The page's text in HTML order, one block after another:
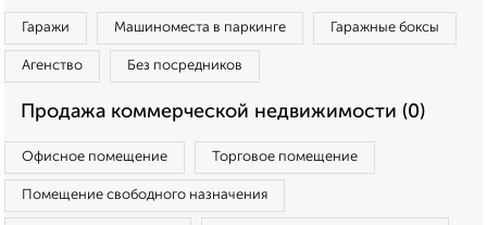
Гаражи Машиноместа в паркинге Гаражные боксы
Агенство Без посредников
Продажа коммерческой недвижимости (0)
Офисное помещение Торговое помещение
Помещение свободного назначения